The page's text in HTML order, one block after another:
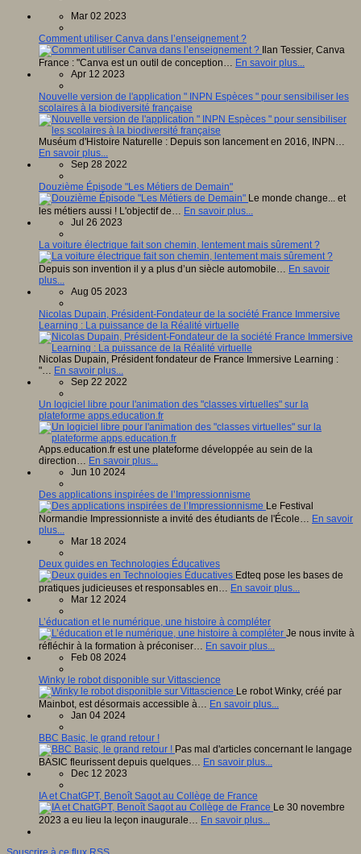
Mar 02 2023
Comment utiliser Canva dans l’enseignement ?
Ilan Tessier, Canva
France : "Canva est un outil de conception… En savoir plus...
Apr 12 2023
Nouvelle version de l'application " INPN Espèces " pour sensibiliser les
scolaires à la biodiversité française
Muséum d'Histoire Naturelle : Depuis son lancement en 2016, INPN…
En savoir plus...
Sep 28 2022
Douzième Épisode "Les Métiers de Demain"
Le monde change... et
les métiers aussi ! L'objectif de… En savoir plus...
Jul 26 2023
La voiture électrique fait son chemin, lentement mais sûrement ?
Depuis son invention il y a plus d’un siècle automobile… En savoir
plus...
Aug 05 2023
Nicolas Dupain, Président-Fondateur de la société France Immersive
Learning : La puissance de la Réalité virtuelle
Nicolas Dupain, Président fondateur de France Immersive Learning :
"… En savoir plus...
Sep 22 2022
Un logiciel libre pour l'animation des "classes virtuelles" sur la
plateforme apps.education.fr
Apps.education.fr est une plateforme développée au sein de la
direction… En savoir plus...
Jun 10 2024
Des applications inspirées de l’Impressionnisme
Le Festival
Normandie Impressionniste a invité des étudiants de l'École… En savoir
plus...
Mar 18 2024
Deux guides en Technologies Éducatives
Edteq pose les bases de
pratiques judicieuses et responsables en… En savoir plus...
Mar 12 2024
L’éducation et le numérique, une histoire à compléter
Je nous invite à
réfléchir à la formation à préconiser… En savoir plus...
Feb 08 2024
Winky le robot disponible sur Vittascience
Le robot Winky, créé par
Mainbot, est désormais accessible à… En savoir plus...
Jan 04 2024
BBC Basic, le grand retour !
Pas mal d'articles concernant le langage
BASIC fleurissent depuis quelques… En savoir plus...
Dec 12 2023
IA et ChatGPT, Benoît Sagot au Collège de France
Le 30 novembre
2023 a eu lieu la leçon inaugurale… En savoir plus...